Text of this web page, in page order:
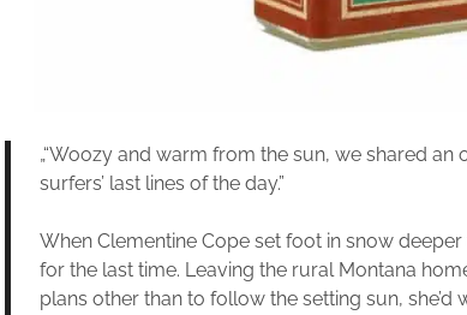
„“Woozy and warm from the sun, we shared
surfers’ last lines of the day.”
When Clementine Cope set foot in snow
for the last time. Leaving the rural Montana
plans other than to follow the setting sun,